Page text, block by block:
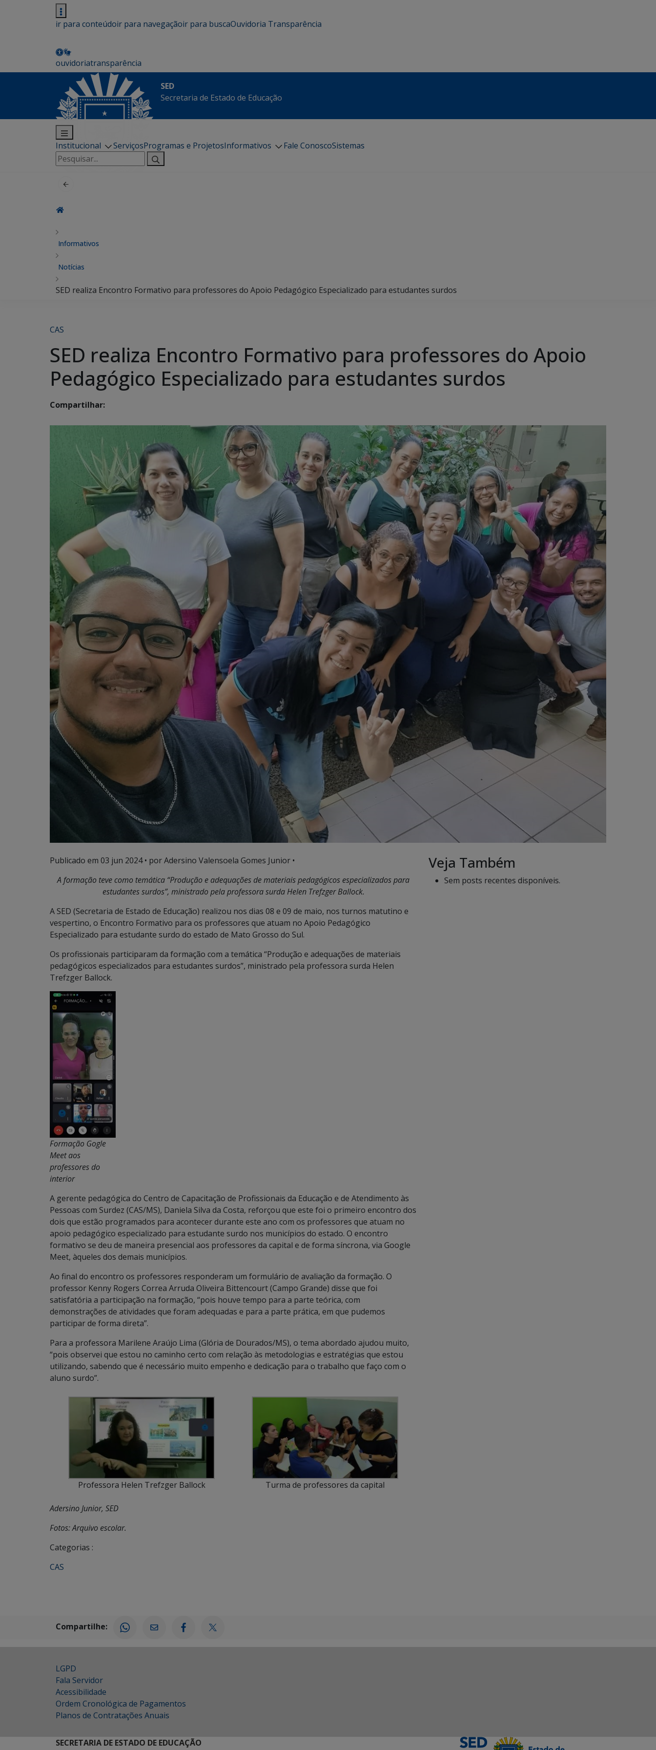
ir para conteúdoir para navegaçãoir para buscaOuvidoria Transparência
ouvidoriatransparência
SED
Secretaria de Estado de Educação
Institucional ServiçosProgramas e ProjetosInformativos Fale ConoscoSistemas
Pesquisar
por:
Informativos
Notícias
SED realiza Encontro Formativo para professores do Apoio Pedagógico Especializado para estudantes surdos
CAS
SED realiza Encontro Formativo para professores do Apoio
Pedagógico Especializado para estudantes surdos
Compartilhar:
Publicado em 03 jun 2024• por Adersino Valensoela Gomes Junior •
A formação teve como temática “Produção e adequações de materiais pedagógicos especializados para
estudantes surdos”, ministrado pela professora surda Helen Trefzger Ballock.
A SED (Secretaria de Estado de Educação) realizou nos dias 08 e 09 de maio, nos turnos matutino e
vespertino, o Encontro Formativo para os professores que atuam no Apoio Pedagógico
Especializado para estudante surdo do estado de Mato Grosso do Sul.
Os profissionais participaram da formação com a temática “Produção e adequações de materiais
pedagógicos especializados para estudantes surdos”, ministrado pela professora surda Helen
Trefzger Ballock.
Formação Gogle
Meet aos
professores do
interior
A gerente pedagógica do Centro de Capacitação de Profissionais da Educação e de Atendimento às
Pessoas com Surdez (CAS/MS), Daniela Silva da Costa, reforçou que este foi o primeiro encontro dos
dois que estão programados para acontecer durante este ano com os professores que atuam no
apoio pedagógico especializado para estudante surdo nos municípios do estado. O encontro
formativo se deu de maneira presencial aos professores da capital e de forma síncrona, via Google
Meet, àqueles dos demais municípios.
Ao final do encontro os professores responderam um formulário de avaliação da formação. O
professor Kenny Rogers Correa Arruda Oliveira Bittencourt (Campo Grande) disse que foi
satisfatória a participação na formação, “pois houve tempo para a parte teórica, com
demonstrações de atividades que foram adequadas e para a parte prática, em que pudemos
participar de forma direta”.
Para a professora Marilene Araújo Lima (Glória de Dourados/MS), o tema abordado ajudou muito,
“pois observei que estou no caminho certo com relação às metodologias e estratégias que estou
utilizando, sabendo que é necessário muito empenho e dedicação para o trabalho que faço com o
aluno surdo”.
Professora Helen Trefzger Ballock Turma de professores da capital
Adersino Junior, SED
Fotos: Arquivo escolar.
Categorias :
CAS
Veja Também
Sem posts recentes disponíveis.
Compartilhe:
LGPD
Fala Servidor
Acessibilidade
Ordem Cronológica de Pagamentos
Planos de Contratações Anuais
SECRETARIA DE ESTADO DE EDUCAÇÃO